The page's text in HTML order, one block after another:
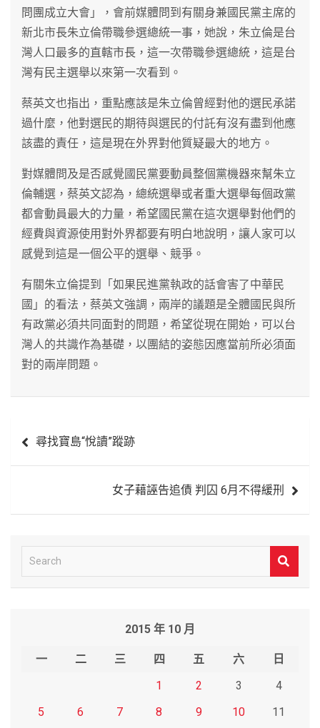
問團成立大會」，會前媒體問到有關身兼國民黨主席的
新北市長朱立倫帶職參選總統一事，她說，朱立倫是台
灣人口最多的直轄市長，這一次帶職參選總統，這是台
灣有民主選舉以來第一次看到。
蔡英文也指出，重點應該是朱立倫曾經對他的選民承諾
過什麼，他對選民的期待與選民的付託有沒有盡到他應
該盡的責任，這是現在外界對他質疑最大的地方。
對媒體問及是否感覺國民黨要動員整個黨機器來幫朱立
倫輔選，蔡英文認為，總統選舉或者重大選舉每個政黨
都會動員最大的力量，希望國民黨在這次選舉對他們的
經費與資源使用對外界都要有明白地說明，讓人家可以
感覺到這是一個公平的選舉、競爭。
有關朱立倫提到「如果民進黨執政的話會害了中華民
國」的看法，蔡英文強調，兩岸的議題是全體國民與所
有政黨必須共同面對的問題，希望從現在開始，可以台
灣人的共識作為基礎，以團結的姿態因應當前所必須面
對的兩岸問題。
章 尋找寶島“悅讀”蹤跡
女子藉誣告追債 判囚 6月不得緩刑
e
2015 年 10 月
一 二 三 四 五 六
日
1
2 3
4
5
6 7 8 9 10 11